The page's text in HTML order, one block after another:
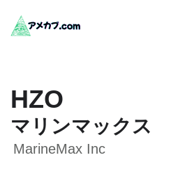
HZO
マリンマックス
MarineMax Inc